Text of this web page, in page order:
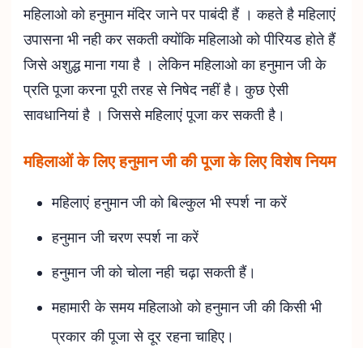
महिलाओ को हनुमान मंदिर जाने पर पाबंदी हैं । कहते है महिलाएं
उपासना भी नही कर सकती क्योंकि महिलाओ को पीरियड होते हैं
जिसे अशुद्ध माना गया है । लेकिन महिलाओ का हनुमान जी के
प्रति पूजा करना पूरी तरह से निषेद नहीं है। कुछ ऐसी
सावधानियां है । जिससे महिलाएं पूजा कर सकती है।
महिलाओं के लिए हनुमान जी की पूजा के लिए विशेष नियम
महिलाएं हनुमान जी को बिल्कुल भी स्पर्श ना करें
हनुमान जी चरण स्पर्श ना करें
हनुमान जी को चोला नही चढ़ा सकती हैं।
महामारी के समय महिलाओ को हनुमान जी की किसी भी
प्रकार की पूजा से दूर रहना चाहिए।